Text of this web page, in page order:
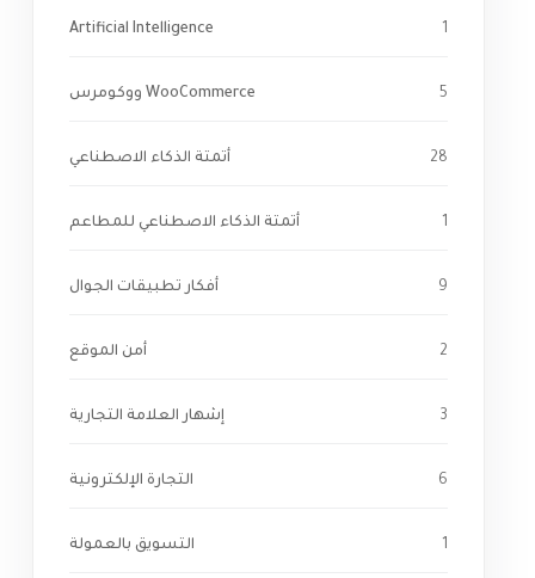
Artificial Intelligence 1
WooCommerce ووكومرس 5
أتمتة الذكاء الاصطناعي 28
أتمتة الذكاء الاصطناعي للمطاعم 1
أفكار تطبيقات الجوال 9
أمن الموقع 2
إشهار العلامة التجارية 3
التجارة الإلكترونية 6
التسويق بالعمولة 1